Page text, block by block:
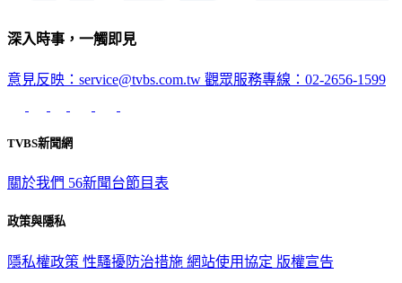
深入時事，一觸即見
意見反映：service@tvbs.com.tw 觀眾服務專線：02-2656-1599
TVBS新聞網
關於我們 56新聞台節目表
政策與隱私
隱私權政策 性騷擾防治措施 網站使用協定 版權宣告